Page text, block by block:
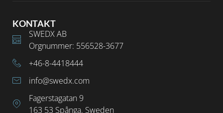
KONTAKT
SWEDX AB
Orgnummer: 556528-3677
+46-8-4418444
info@swedx.com
Fagerstagatan 9
163 53 Spånga. Sweden